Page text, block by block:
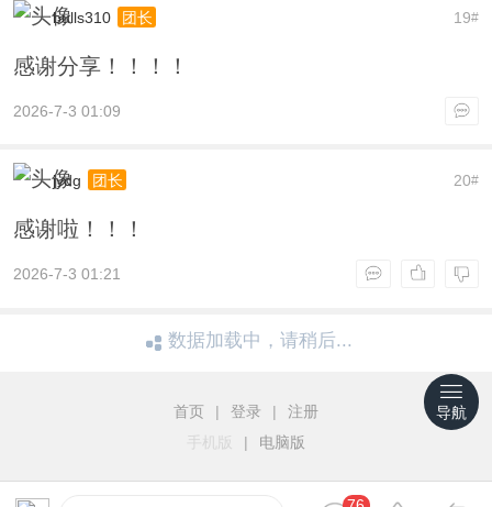
19#
bulls310 团长
感谢分享！！！！
2026-7-3 01:09
20#
jydg 团长
感谢啦！！！
2026-7-3 01:21
数据加载中，请稍后...
首页 | 登录 |
注册
手机版
| 电脑版
导航